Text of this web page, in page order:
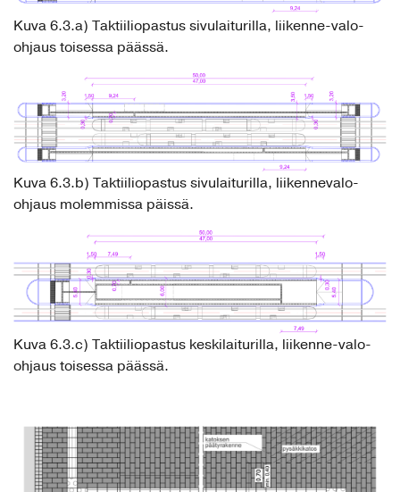
Kuva 6.3.a) Taktiiliopastus sivulaiturilla, liikenne-valo-
ohjaus toisessa päässä.
Kuva 6.3.b) Taktiiliopastus sivulaiturilla, liikennevalo-
ohjaus molemmissa päissä.
Kuva 6.3.c) Taktiiliopastus keskilaiturilla, liikenne-valo-
ohjaus toisessa päässä.